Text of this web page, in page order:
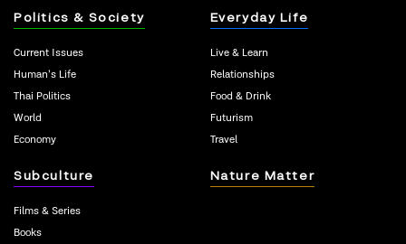
Politics & Society
Current Issues
Human’s Life
Thai Politics
World
Economy
Everyday Life
Live & Learn
Relationships
Food & Drink
Futurism
Travel
Subculture
Films & Series
Books
Nature Matter